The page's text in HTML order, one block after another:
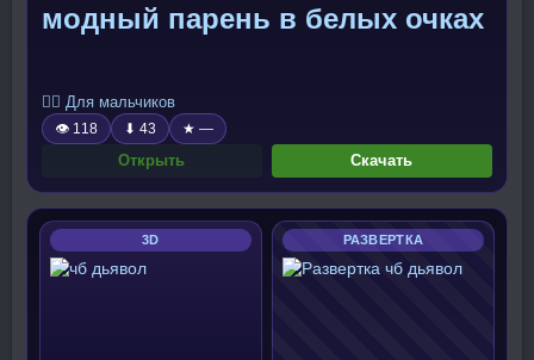
модный парень в белых очках
🧍‍♂️ Для мальчиков
👁 118 ⬇ 43 ★ —
Открыть Скачать
3D РАЗВЕРТКА